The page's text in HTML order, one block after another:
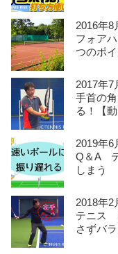
2016年8
フォア
つのポ
2017年7
手首の
る！【動
2019年6
Q＆A
しまう
2018年2
テニス
さずバ